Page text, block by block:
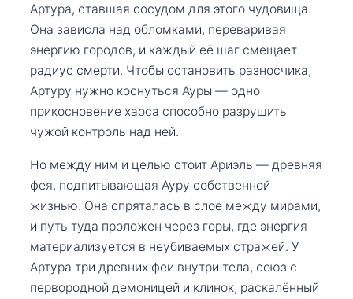
Артура, ставшая сосудом для этого чудовища.
Она зависла над обломками, переваривая
энергию городов, и каждый её шаг смещает
радиус смерти. Чтобы остановить разносчика,
Артуру нужно коснуться Ауры — одно
прикосновение хаоса способно разрушить
чужой контроль над ней.
Но между ним и целью стоит Ариэль — древняя
фея, подпитывающая Ауру собственной
жизнью. Она спряталась в слое между мирами,
и путь туда проложен через горы, где энергия
материализуется в неубиваемых стражей. У
Артура три древних феи внутри тела, союз с
первородной демоницей и клинок, раскалённый